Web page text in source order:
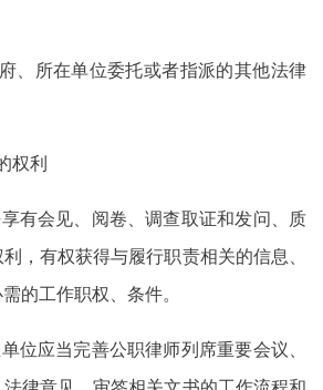
、所在单位委托或者指派的其他法律
权利
有会见、阅卷、调查取证和发问、质
，有权获得与履行职责相关的信息、
的工作职权、条件。
位应当完善公职律师列席重要会议、